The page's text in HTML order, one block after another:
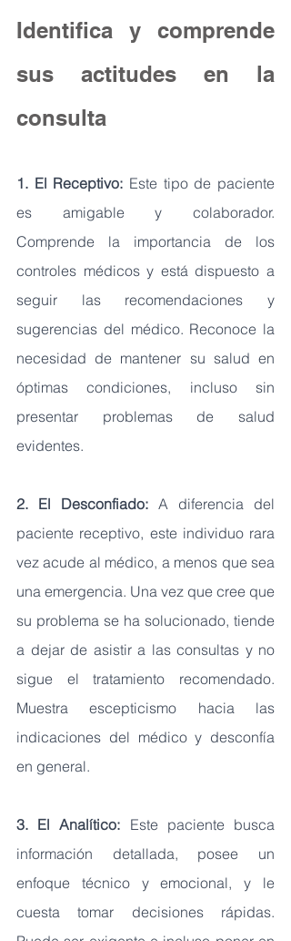
Identifica y comprende
sus actitudes en la
consulta
1. El Receptivo: Este tipo de paciente
es amigable y colaborador.
Comprende la importancia de los
controles médicos y está dispuesto a
seguir las recomendaciones y
sugerencias del médico. Reconoce la
necesidad de mantener su salud en
óptimas condiciones, incluso sin
presentar problemas de salud
evidentes.
2. El Desconfiado: A diferencia del
paciente receptivo, este individuo rara
vez acude al médico, a menos que sea
una emergencia. Una vez que cree que
su problema se ha solucionado, tiende
a dejar de asistir a las consultas y no
sigue el tratamiento recomendado.
Muestra escepticismo hacia las
indicaciones del médico y desconfía
en general.
3. El Analítico: Este paciente busca
información detallada, posee un
enfoque técnico y emocional, y le
cuesta tomar decisiones rápidas.